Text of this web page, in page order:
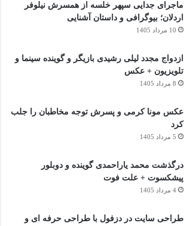
ماجرای جدایی سپهر خلسه از همسرش نیلوفر
اردلان؛ بیوگرافی و داستان آشنایی
10 مرداد 1405
ازدواج مجدد لیلی رشیدی بازیگر و گوینده سینما و
تلویزیون + عکس
8 مرداد 1405
عکس مونا کرمی و پسرش توجه مخاطبان را جلب
کرد
5 مرداد 1405
درگذشت محمد یاراحمدی گوینده و دوبلور
پیشکسوت + علت فوت
4 مرداد 1405
طراحی سایت در دزفول با طراحی حرفه‌ ای و